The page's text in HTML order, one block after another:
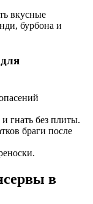
вкусные
бурбона и
гнать без плиты.
браги после
в